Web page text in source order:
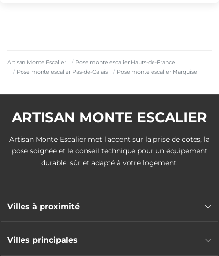
Artisan Monte Escalier
Pose monte escalier Hauts-de-France
Pose monte escalier Pas-de-Calais
Pose monte escalier Marquise
ARTISAN MONTE ESCALIER
Artisan Monte Escalier met l'accent sur la prise de cotes, la
pose soignée et le conseil technique pour un équipement
durable, sûr et adapté à votre logement.
Villes à proximité
Pose monte escalier Saint-Martin-Boulogne
Villes principales